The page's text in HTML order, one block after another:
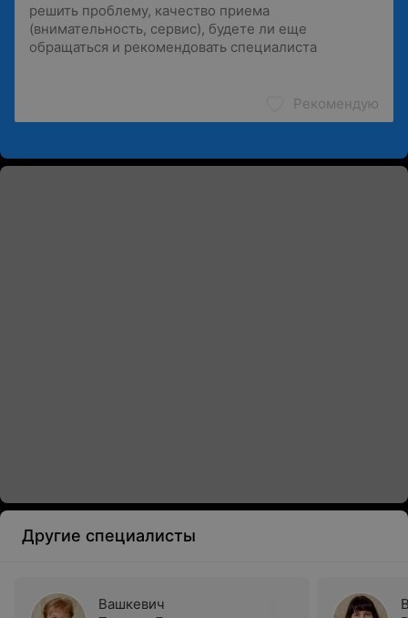
Рекомендую
Другие специалисты
Вашкевич